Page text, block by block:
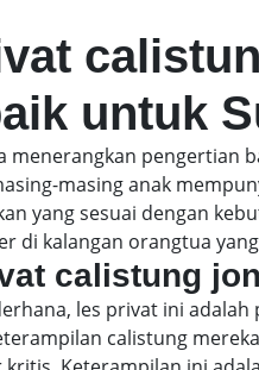
untuk
menerangkan pengertian
masing anak
yang sesuai dengan
di kalangan orangtua
calistung
les privat ini
calistung